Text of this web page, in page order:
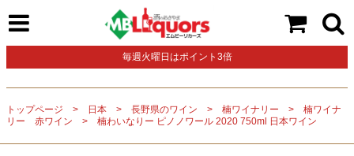
毎週火曜日はポイント3倍
トップページ 日本 長野県のワイン 楠ワイナリー
楠ワイナ
リー 赤ワイン
楠わいなりー ピノノワール 2020 750ml 日本ワイン